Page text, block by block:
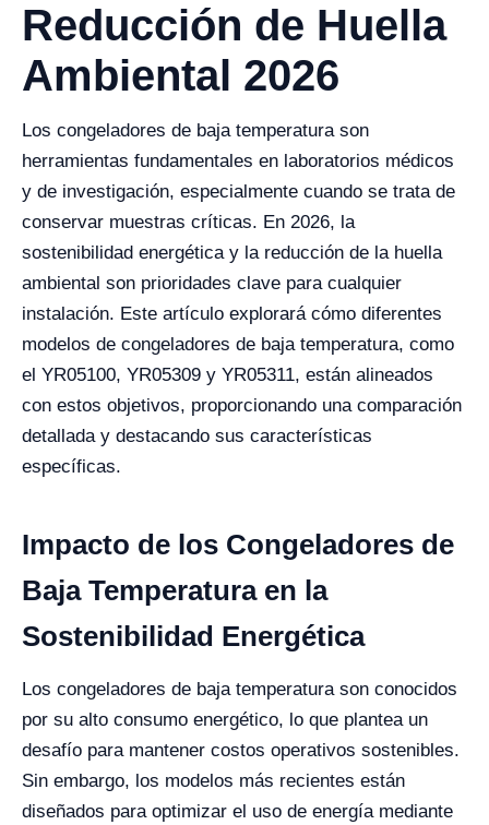
Reducción de Huella
Ambiental 2026
Los congeladores de baja temperatura son
herramientas fundamentales en laboratorios médicos
y de investigación, especialmente cuando se trata de
conservar muestras críticas. En 2026, la
sostenibilidad energética y la reducción de la huella
ambiental son prioridades clave para cualquier
instalación. Este artículo explorará cómo diferentes
modelos de congeladores de baja temperatura, como
el YR05100, YR05309 y YR05311, están alineados
con estos objetivos, proporcionando una comparación
detallada y destacando sus características
específicas.
Impacto de los Congeladores de
Baja Temperatura en la
Sostenibilidad Energética
Los congeladores de baja temperatura son conocidos
por su alto consumo energético, lo que plantea un
desafío para mantener costos operativos sostenibles.
Sin embargo, los modelos más recientes están
diseñados para optimizar el uso de energía mediante